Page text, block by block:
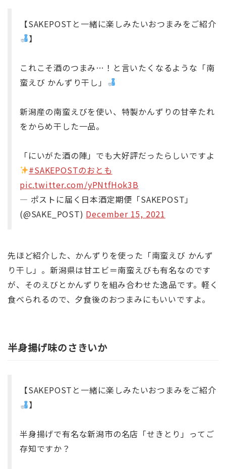
【SAKEPOSTと一緒に楽しみたいおつまみをご紹介
】
これこそ酒のつまみ…！と言いたくなるような「南
蛮えび かんずり干し」
新潟産の南蛮えびを使い、特製かんずりの甘辛たれ
をからめ干した一品。
「にいがた酒の陣」でも大好評だったらしいですよ
#SAKEPOSTのおとも
pic.twitter.com/yPNtfHok3B
— ポストに届く日本酒定期便「SAKEPOST」
(@SAKE_POST) December 15, 2021
先ほど紹介した、かんずりを使った「南蛮えび かんず
り干し」。新潟県は甘エビ＝南蛮えびも有名なのです
が、そのえびとかんずりを組み合わせた逸品です。軽く
食べられるので、夕食後のおつまみにもいいですよ。
半身揚げ味のさきいか
【SAKEPOSTと一緒に楽しみたいおつまみをご紹介
】
半身揚げで有名な新潟市の名店「せきとり」ってご
存知ですか？